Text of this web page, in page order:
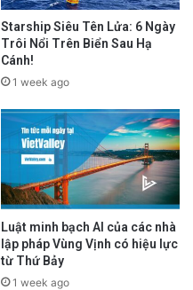
Starship Siêu Tên Lửa: 6 Ngày
Trôi Nổi Trên Biển Sau Hạ
Cánh!
1 week ago
Luật minh bạch AI của các nhà
lập pháp Vùng Vịnh có hiệu lực
từ Thứ Bảy
1 week ago